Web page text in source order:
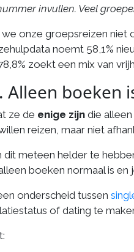
invullen. Veel
we onze groepsreizen niet
noemt 58,1%
zoekt een mix van
Alleen boeken
ze de enige zijn die
reizen, maar niet
meteen helder te
boeken normaal is
onderscheid tussen
of dating te